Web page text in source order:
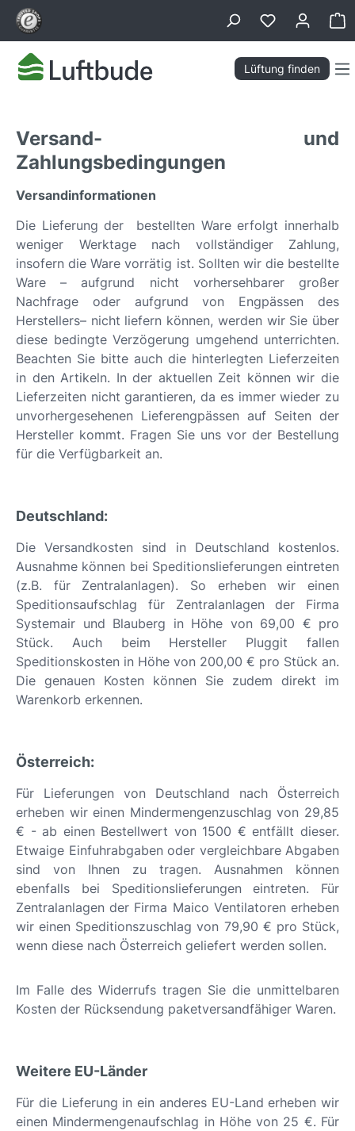
springen
Lüftung finden
Versand- und
Zahlungsbedingungen
Versandinformationen
Die Lieferung der bestellten Ware erfolgt innerhalb
weniger Werktage nach vollständiger Zahlung,
insofern die Ware vorrätig ist. Sollten wir die bestellte
Ware – aufgrund nicht vorhersehbarer großer
Nachfrage oder aufgrund von Engpässen des
Herstellers– nicht liefern können, werden wir Sie über
diese bedingte Verzögerung umgehend unterrichten.
Beachten Sie bitte auch die hinterlegten Lieferzeiten
in den Artikeln. In der aktuellen Zeit können wir die
Lieferzeiten nicht garantieren, da es immer wieder zu
unvorhergesehenen Lieferengpässen auf Seiten der
Hersteller kommt. Fragen Sie uns vor der Bestellung
für die Verfügbarkeit an.
Deutschland:
Die Versandkosten sind in Deutschland kostenlos.
Ausnahme können bei Speditionslieferungen eintreten
(z.B. für Zentralanlagen). So erheben wir einen
Speditionsaufschlag für Zentralanlagen der Firma
Systemair und Blauberg in Höhe von 69,00 € pro
Stück. Auch beim Hersteller Pluggit fallen
Speditionskosten in Höhe von 200,00 € pro Stück an.
Die genauen Kosten können Sie zudem direkt im
Warenkorb erkennen.
Österreich:
Für Lieferungen von Deutschland nach Österreich
erheben wir einen Mindermengenzuschlag von 29,85
€ - ab einen Bestellwert von 1500 € entfällt dieser.
Etwaige Einfuhrabgaben oder vergleichbare Abgaben
sind von Ihnen zu tragen. Ausnahmen können
ebenfalls bei Speditionslieferungen eintreten. Für
Zentralanlagen der Firma Maico Ventilatoren erheben
wir einen Speditionszuschlag von 79,90 € pro Stück,
wenn diese nach Österreich geliefert werden sollen.
Im Falle des Widerrufs tragen Sie die unmittelbaren
Kosten der Rücksendung paketversandfähiger Waren.
Weitere EU-Länder
Für die Lieferung in ein anderes EU-Land erheben wir
einen Mindermengenaufschlag in Höhe von 25 €. Für